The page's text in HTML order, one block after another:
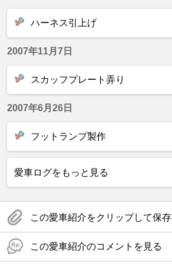
ハーネス引上げ
2007年11月7日
スカッフプレート弄り
2007年6月26日
フットランプ製作
愛車ログをもっと見る
この愛車紹介をクリップして保存
この愛車紹介のコメントを見る